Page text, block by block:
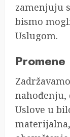
zamenjuju
bismo
Uslugom.
Promene
nahođenju,
Uslove u